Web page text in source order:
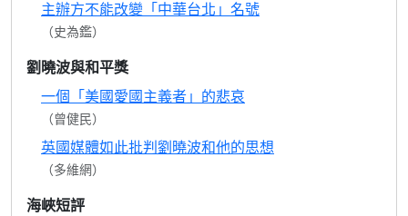
主辦方不能改變「中華台北」名號
（史為鑑）
劉曉波與和平獎
一個「美國愛國主義者」的悲哀
（曾健民）
英國媒體如此批判劉曉波和他的思想
（多維網）
海峽短評